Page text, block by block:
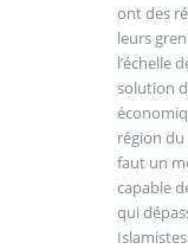
ont des
leurs
l’échelle
solution
région
faut un
capable
qui